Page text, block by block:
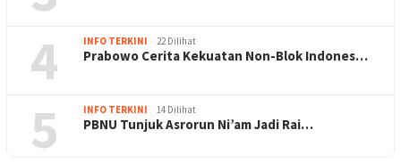
4 INFO TERKINI 22 Dilihat
Prabowo Cerita Kekuatan Non-Blok Indones…
5 INFO TERKINI 14 Dilihat
PBNU Tunjuk Asrorun Ni’am Jadi Rai…